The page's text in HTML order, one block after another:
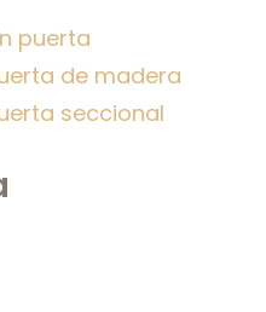
puerta
de madera
seccional